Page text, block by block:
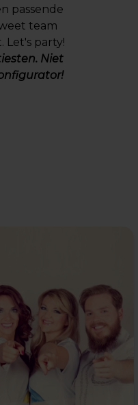
passende
team
Let's party!
Niet
!